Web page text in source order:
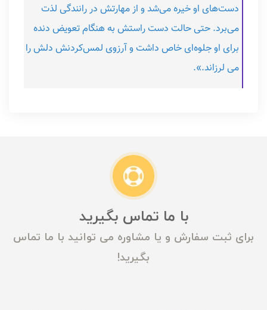
دست‌های او خیره می‌شد و از مهارتش در رانندگی لذت
می‌برد. حتی حالت دست راستش به هنگام تعویض دنده
برای او جلوه‌ای خاص داشت و آرزوی لمس‌کردنش دلش را
می لرزاند.».
با ما تماس بگیرید
برای ثبت سفارش و یا مشاوره می توانید با ما تماس
بگیرید!